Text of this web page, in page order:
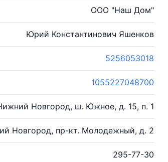
ООО "Наш Дом"
Юрий Константинович Яшенков
5256053018
1055227048700
Новгород, ш. Южное, д. 15, п. 1
Новгород, пр-кт. Молодежный, д. 2
295-77-30